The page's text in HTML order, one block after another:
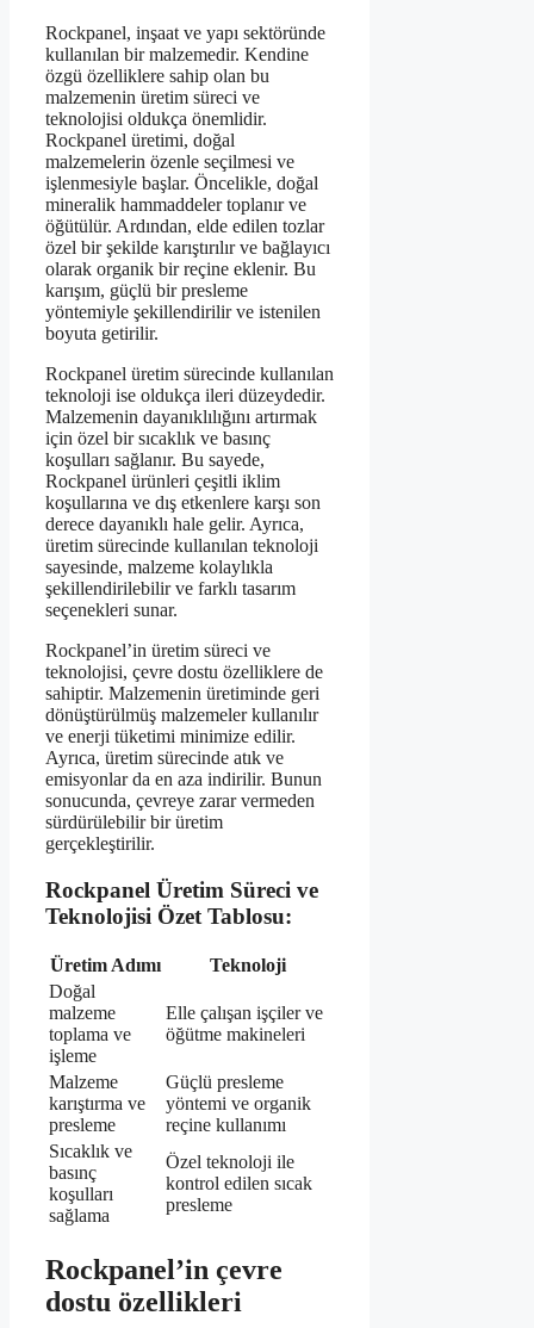
Rockpanel, inşaat ve yapı sektöründe
kullanılan bir malzemedir. Kendine
özgü özelliklere sahip olan bu
malzemenin üretim süreci ve
teknolojisi oldukça önemlidir.
Rockpanel üretimi, doğal
malzemelerin özenle seçilmesi ve
işlenmesiyle başlar. Öncelikle, doğal
mineralik hammaddeler toplanır ve
öğütülür. Ardından, elde edilen tozlar
özel bir şekilde karıştırılır ve bağlayıcı
olarak organik bir reçine eklenir. Bu
karışım, güçlü bir presleme
yöntemiyle şekillendirilir ve istenilen
boyuta getirilir.
Rockpanel üretim sürecinde kullanılan
teknoloji ise oldukça ileri düzeydedir.
Malzemenin dayanıklılığını artırmak
için özel bir sıcaklık ve basınç
koşulları sağlanır. Bu sayede,
Rockpanel ürünleri çeşitli iklim
koşullarına ve dış etkenlere karşı son
derece dayanıklı hale gelir. Ayrıca,
üretim sürecinde kullanılan teknoloji
sayesinde, malzeme kolaylıkla
şekillendirilebilir ve farklı tasarım
seçenekleri sunar.
Rockpanel’in üretim süreci ve
teknolojisi, çevre dostu özelliklere de
sahiptir. Malzemenin üretiminde geri
dönüştürülmüş malzemeler kullanılır
ve enerji tüketimi minimize edilir.
Ayrıca, üretim sürecinde atık ve
emisyonlar da en aza indirilir. Bunun
sonucunda, çevreye zarar vermeden
sürdürülebilir bir üretim
gerçekleştirilir.
Rockpanel Üretim Süreci ve
Teknolojisi Özet Tablosu:
Üretim Adımı
Teknoloji
Doğal
malzeme
toplama ve
işleme
Elle çalışan işçiler ve
öğütme makineleri
Malzeme
karıştırma ve
presleme
Güçlü presleme
yöntemi ve organik
reçine kullanımı
Sıcaklık ve
basınç
koşulları
sağlama
Özel teknoloji ile
kontrol edilen sıcak
presleme
Rockpanel’in çevre
dostu özellikleri